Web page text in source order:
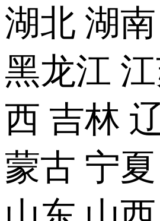
湖北 湖南
黑龙江
西 吉林
蒙古 宁夏